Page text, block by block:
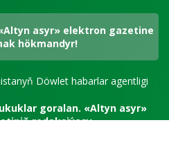
asyr» elektron gazetine
hökmandyr!
Döwlet habarlar agentligi
goralan. «Altyn asyr»
redaksiýasy